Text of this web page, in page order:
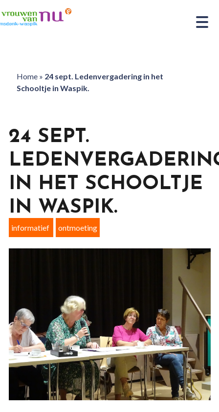
Home» 24 sept. Ledenvergadering in het
Schooltje in Waspik.
24 SEPT.
IN HET SCHOOLTJE
IN WASPIK.
informatief ontmoeting